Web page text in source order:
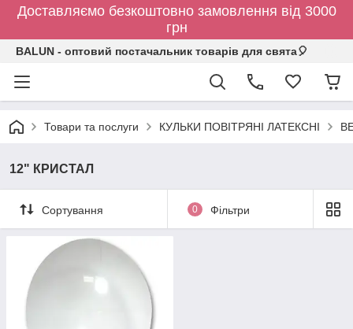
Доставляємо безкоштовно замовлення від 3000
грн
BALUN - оптовий постачальник товарів для свята🎈
Товари та послуги КУЛЬКИ ПОВІТРЯНІ ЛАТЕКСНІ
12" КРИСТАЛ
Сортування 0 Фільтри